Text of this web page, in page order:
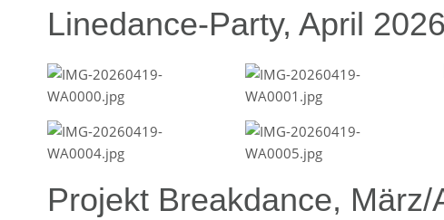
Linedance-Party, April 2026
Projekt Breakdance, März/